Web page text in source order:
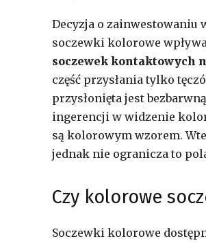
Decyzja o zainwestowaniu
soczewki kolorowe
soczewek kontaktowych
część przysłania tylko
przysłonięta jest
ingerencji w widzenie
są kolorowym wzorem.
jednak nie ogranicza to
Czy kolorowe
Soczewki kolorowe